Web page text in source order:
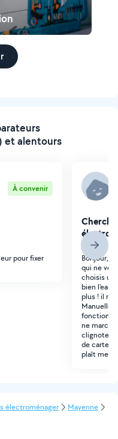
et alentours
À convenir
pour fixer
Laval
Bonjour,
qui ne
choisis un
bien l'eau
plus ! il ne
ne
de carte
plaît me
électroménager
Mayenne